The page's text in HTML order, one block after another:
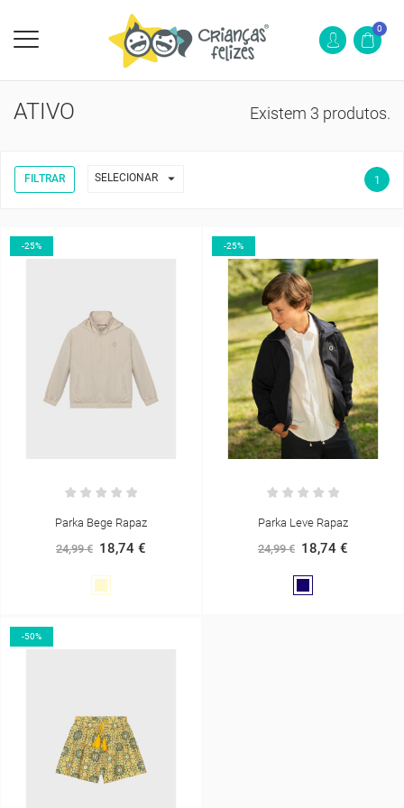
0
ATIVO Existem 3 produtos.
FILTRAR SELECIONAR  1
-25%
Parka Bege Rapaz
24,99 € 18,74 €
-25%
Parka Leve Rapaz
24,99 € 18,74 €
-50%